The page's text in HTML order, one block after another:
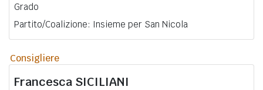
Grado
Partito/Coalizione: Insieme per San Nicola
Consigliere
Francesca SICILIANI